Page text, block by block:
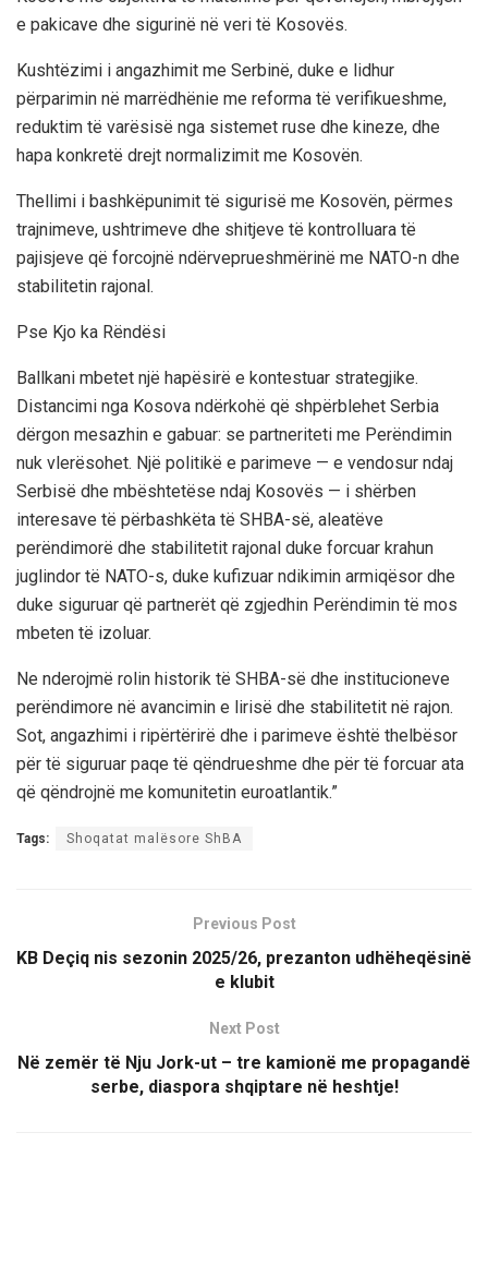
e pakicave dhe sigurinë në veri të Kosovës.
Kushtëzimi i angazhimit me Serbinë, duke e lidhur
përparimin në marrëdhënie me reforma të verifikueshme,
reduktim të varësisë nga sistemet ruse dhe kineze, dhe
hapa konkretë drejt normalizimit me Kosovën.
Thellimi i bashkëpunimit të sigurisë me Kosovën, përmes
trajnimeve, ushtrimeve dhe shitjeve të kontrolluara të
pajisjeve që forcojnë ndërveprueshmërinë me NATO-n dhe
stabilitetin rajonal.
Pse Kjo ka Rëndësi
Ballkani mbetet një hapësirë e kontestuar strategjike.
Distancimi nga Kosova ndërkohë që shpërblehet Serbia
dërgon mesazhin e gabuar: se partneriteti me Perëndimin
nuk vlerësohet. Një politikë e parimeve — e vendosur ndaj
Serbisë dhe mbështetëse ndaj Kosovës — i shërben
interesave të përbashkëta të SHBA-së, aleatëve
perëndimorë dhe stabilitetit rajonal duke forcuar krahun
juglindor të NATO-s, duke kufizuar ndikimin armiqësor dhe
duke siguruar që partnerët që zgjedhin Perëndimin të mos
mbeten të izoluar.
Ne nderojmë rolin historik të SHBA-së dhe institucioneve
perëndimore në avancimin e lirisë dhe stabilitetit në rajon.
Sot, angazhimi i ripërtërirë dhe i parimeve është thelbësor
për të siguruar paqe të qëndrueshme dhe për të forcuar ata
që qëndrojnë me komunitetin euroatlantik.”
Tags: Shoqatat malësore ShBA
Previous Post
KB Deçiq nis sezonin 2025/26, prezanton udhëheqësinë
e klubit
Next Post
Në zemër të Nju Jork-ut – tre kamionë me propagandë
serbe, diaspora shqiptare në heshtje!